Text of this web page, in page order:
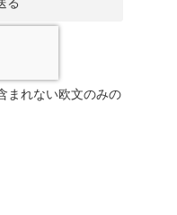
まれない欧文のみの